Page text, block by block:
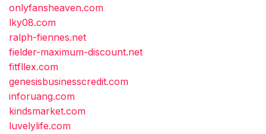
onlyfansheaven.com
lky08.com
ralph-fiennes.net
fielder-maximum-discount.net
fitfllex.com
genesisbusinesscredit.com
inforuang.com
kindsmarket.com
luvelylife.com